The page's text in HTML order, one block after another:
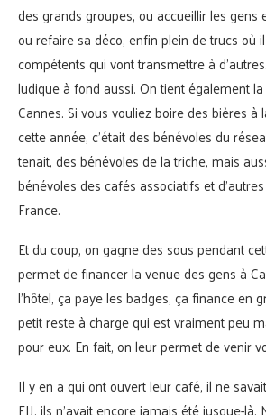
des grands groupes, ou accueillir les gens
ou refaire sa déco, enfin plein de trucs où
compétents qui vont transmettre à
ludique à fond aussi. On tient également
Cannes. Si vous vouliez boire des bières
cette année, c’était des bénévoles du
tenait, des bénévoles de la triche, mais
bénévoles des cafés associatifs et
France.
Et du coup, on gagne des sous pendant
permet de financer la venue des gens à
l’hôtel, ça paye les badges, ça finance en
petit reste à charge qui est vraiment peu
pour eux. En fait, on leur permet de venir
Il y en a qui ont ouvert leur café, il ne